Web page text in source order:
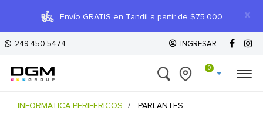
×
Envío GRATIS en Tandil a partir de $75.000
249 450 5474 INGRESAR
0
INFORMATICA PERIFERICOS PARLANTES